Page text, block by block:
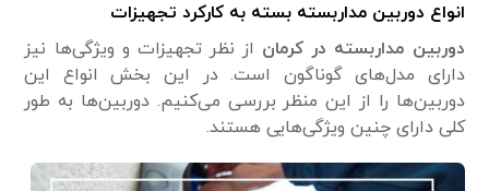
انواع دوربین مداربسته بسته به کارکرد تجهیزات
دوربین مداربسته در کرمان از نظر تجهیزات و ویژگی‌ها نیز
دارای مدل‌های گوناگون است. در این بخش انواع این
دوربین‌ها را از این منظر بررسی می‌کنیم. دوربین‌ها به طور
کلی دارای چنین ویژگی‌هایی هستند.